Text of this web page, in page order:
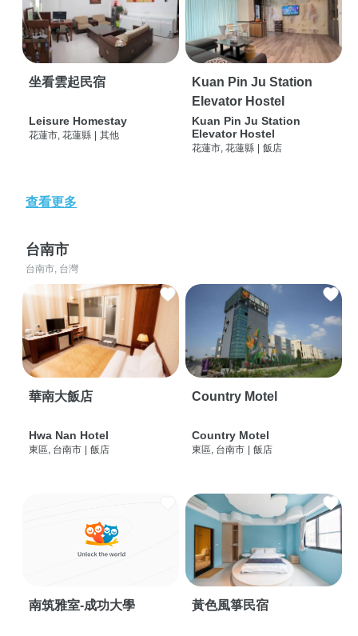
坐看雲起民宿
Leisure Homestay
花蓮市, 花蓮縣 其他
Kuan Pin Ju Station
Elevator Hostel
Kuan Pin Ju Station
Elevator Hostel
花蓮市, 花蓮縣 飯店
查看更多
台南市
台南市, 台灣
華南大飯店
Hwa Nan Hotel
東區, 台南市 | 飯店
Country Motel
Country Motel
東區, 台南市 | 飯店
南筑雅室-成功大學 黃色風箏民宿